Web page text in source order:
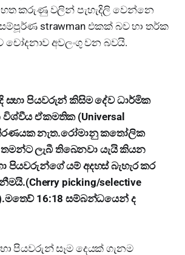
කරුණු වලින් පැහැදිලි වෙන්නෙ
strawman එකක් බව හා තර්ක
අවලංගු වන බවයි.
සභා පියවරුන් කිසිම දේව ධාර්මික
ඒකමතික (Universal
තීරණයක නැත.රෝමානු කතෝලික
ලැබී තිබෙනවා යැයි කියන
පියවරුන්ගේ යම් අදහස් බැහැර කර
picking/selective
).මතෙව් 16:18 සම්බන්ධයෙන් ද
පියවරුන් සෑම දෙයක් ගැනම